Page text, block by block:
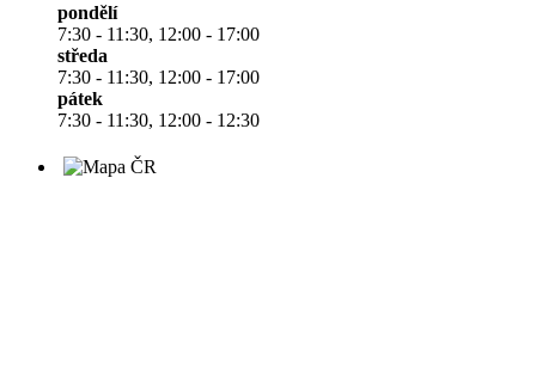
pondělí
7:30 - 11:30, 12:00 - 17:00
středa
7:30 - 11:30, 12:00 - 17:00
pátek
7:30 - 11:30, 12:00 - 12:30